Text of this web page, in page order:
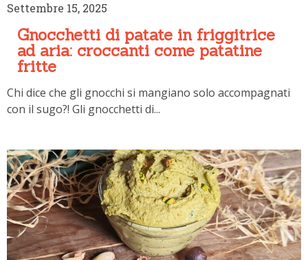
Settembre 15, 2025
Gnocchetti di patate in friggitrice
ad aria: croccanti come patatine
fritte
Chi dice che gli gnocchi si mangiano solo accompagnati
con il sugo?! Gli gnocchetti di...